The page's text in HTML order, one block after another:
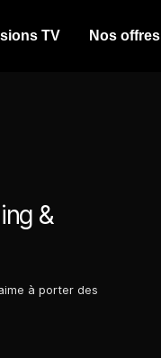
TV Nos offres
&
à porter des